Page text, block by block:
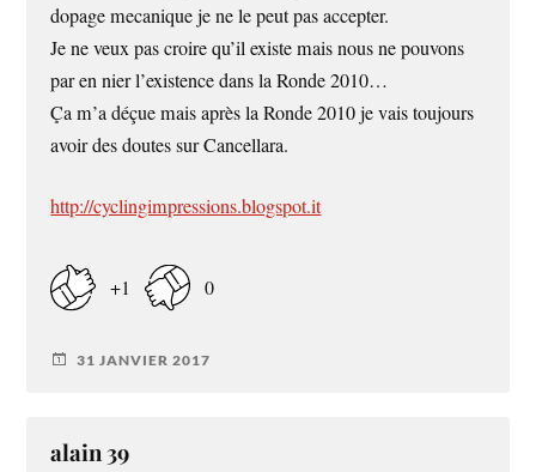
dopage mecanique je ne le peut pas accepter.
Je ne veux pas croire qu’il existe mais nous ne pouvons
par en nier l’existence dans la Ronde 2010…
Ça m’a déçue mais après la Ronde 2010 je vais toujours
avoir des doutes sur Cancellara.
http://cyclingimpressions.blogspot.it
+1 0
31 JANVIER 2017
alain 39